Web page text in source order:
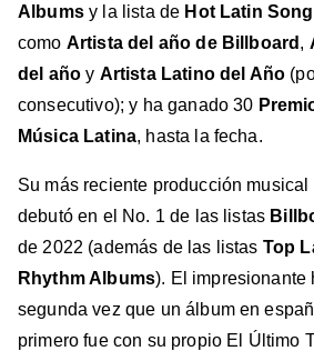
Albumsy la lista de Hot Latin
como Artista del año de Billboard ,
del año y Artista Latino del Año
consecutivo); y ha ganado 30
Música Latina, hasta la fecha.
Su más reciente producción musical
debutó en el No. 1 de las listas
de 2022 (además de las listas Top
Rhythm Albums). El impresionante
segunda vez que un álbum en
primero fue con su propio El Último